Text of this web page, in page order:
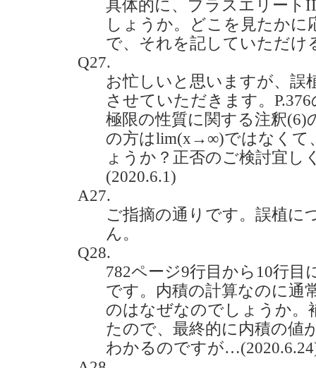
具体的に、プラスエリート
しょうか。どこを見たかに
で、それを記していただけ
Q27.
お忙しいと思いますが、誤
させていただきます。
極限の性質に関する注釈(6)
の方はlim(x→∞)ではなく
ょうか？正否のご検討宜し
(2020.6.1)
A27.
ご指摘の通りです。誤植に
ん。
Q28.
782ページ9行目から10行
です。内積の計算なのに通
のはなぜなのでしょうか。
たので、最終的に内積の値
わかるのですが